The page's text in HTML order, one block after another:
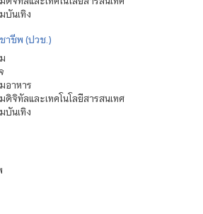
บันเทิง
าชีพ (ปวช.)
อาหาร
จิทัลและเทคโนโลยีสารสนเทศ
บันเทิง